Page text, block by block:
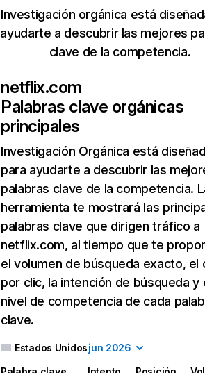
Investigación orgánica está
ayudarte a descubrir las mejores
clave de la competencia.
netflix.com
Palabras clave orgánicas
principales
Investigación Orgánica está
para ayudarte a descubrir las
palabras clave de la competencia.
herramienta te mostrará las
palabras clave que dirigen tráfico a
netflix.com, al tiempo que te
el volumen de búsqueda exacto, el
por clic, la intención de búsqueda y
nivel de competencia de cada
clave.
Estados Unidosjun 2026